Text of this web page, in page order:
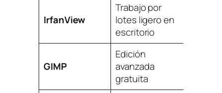
IrfanView
Trabajo por
lotes ligero en
escritorio
GIMP
Edición
avanzada
gratuita